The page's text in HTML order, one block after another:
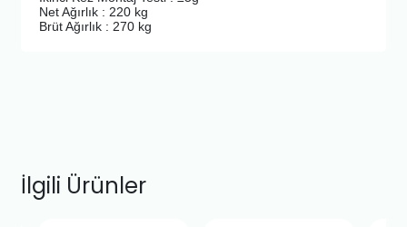
Net Ağırlık : 220 kg
Brüt Ağırlık : 270 kg
İlgili Ürünler